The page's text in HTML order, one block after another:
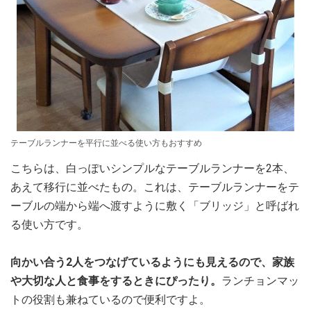
テーブルランナーを平行に並べる使い方もおすすめ
こちらは、白っぽいシンプルなテーブルランナーを2本、
あえて移行に並べたもの。これは、テーブルランナーをテ
ーブルの端から端へ渡すように敷く「ブリッジ」と呼ばれ
る使い方です。
向かい合う2人をつなげているようにも見えるので、家族
や大切な人と食事をするときにぴったり。 ランチョンマッ
トの役割も兼ねているので便利ですよ。